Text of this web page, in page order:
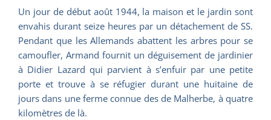
Un jour de début août 1944, la maison et le jardin sont
envahis durant seize heures par un détachement de SS.
Pendant que les Allemands abattent les arbres pour se
camoufler, Armand fournit un déguisement de jardinier
à Didier Lazard qui parvient à s’enfuir par une petite
porte et trouve à se réfugier durant une huitaine de
jours dans une ferme connue des de Malherbe, à quatre
kilomètres de là.